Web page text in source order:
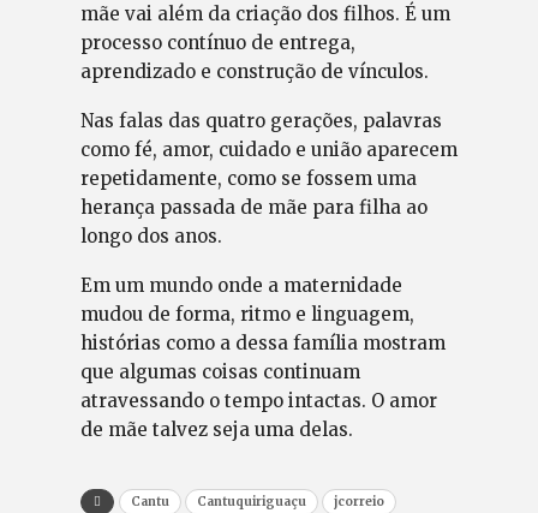
mãe vai além da criação dos filhos. É um
processo contínuo de entrega,
aprendizado e construção de vínculos.
Nas falas das quatro gerações, palavras
como fé, amor, cuidado e união aparecem
repetidamente, como se fossem uma
herança passada de mãe para filha ao
longo dos anos.
Em um mundo onde a maternidade
mudou de forma, ritmo e linguagem,
histórias como a dessa família mostram
que algumas coisas continuam
atravessando o tempo intactas. O amor
de mãe talvez seja uma delas.
Cantu Cantuquiriguaçu
jcorreio